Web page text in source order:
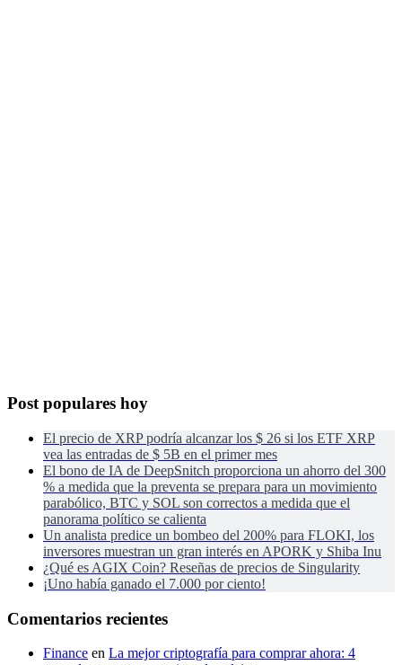
Post populares hoy
El precio de XRP podría alcanzar los $ 26 si los ETF XRP
vea las entradas de $ 5B en el primer mes
El bono de IA de DeepSnitch proporciona un ahorro del 300
% a medida que la preventa se prepara para un movimiento
parabólico, BTC y SOL son correctos a medida que el
panorama político se calienta
Un analista predice un bombeo del 200% para FLOKI, los
inversores muestran un gran interés en APORK y Shiba Inu
¿Qué es AGIX Coin? Reseñas de precios de Singularity
¡Uno había ganado el 7.000 por ciento!
Comentarios recientes
Finance en La mejor criptografía para comprar ahora: 4